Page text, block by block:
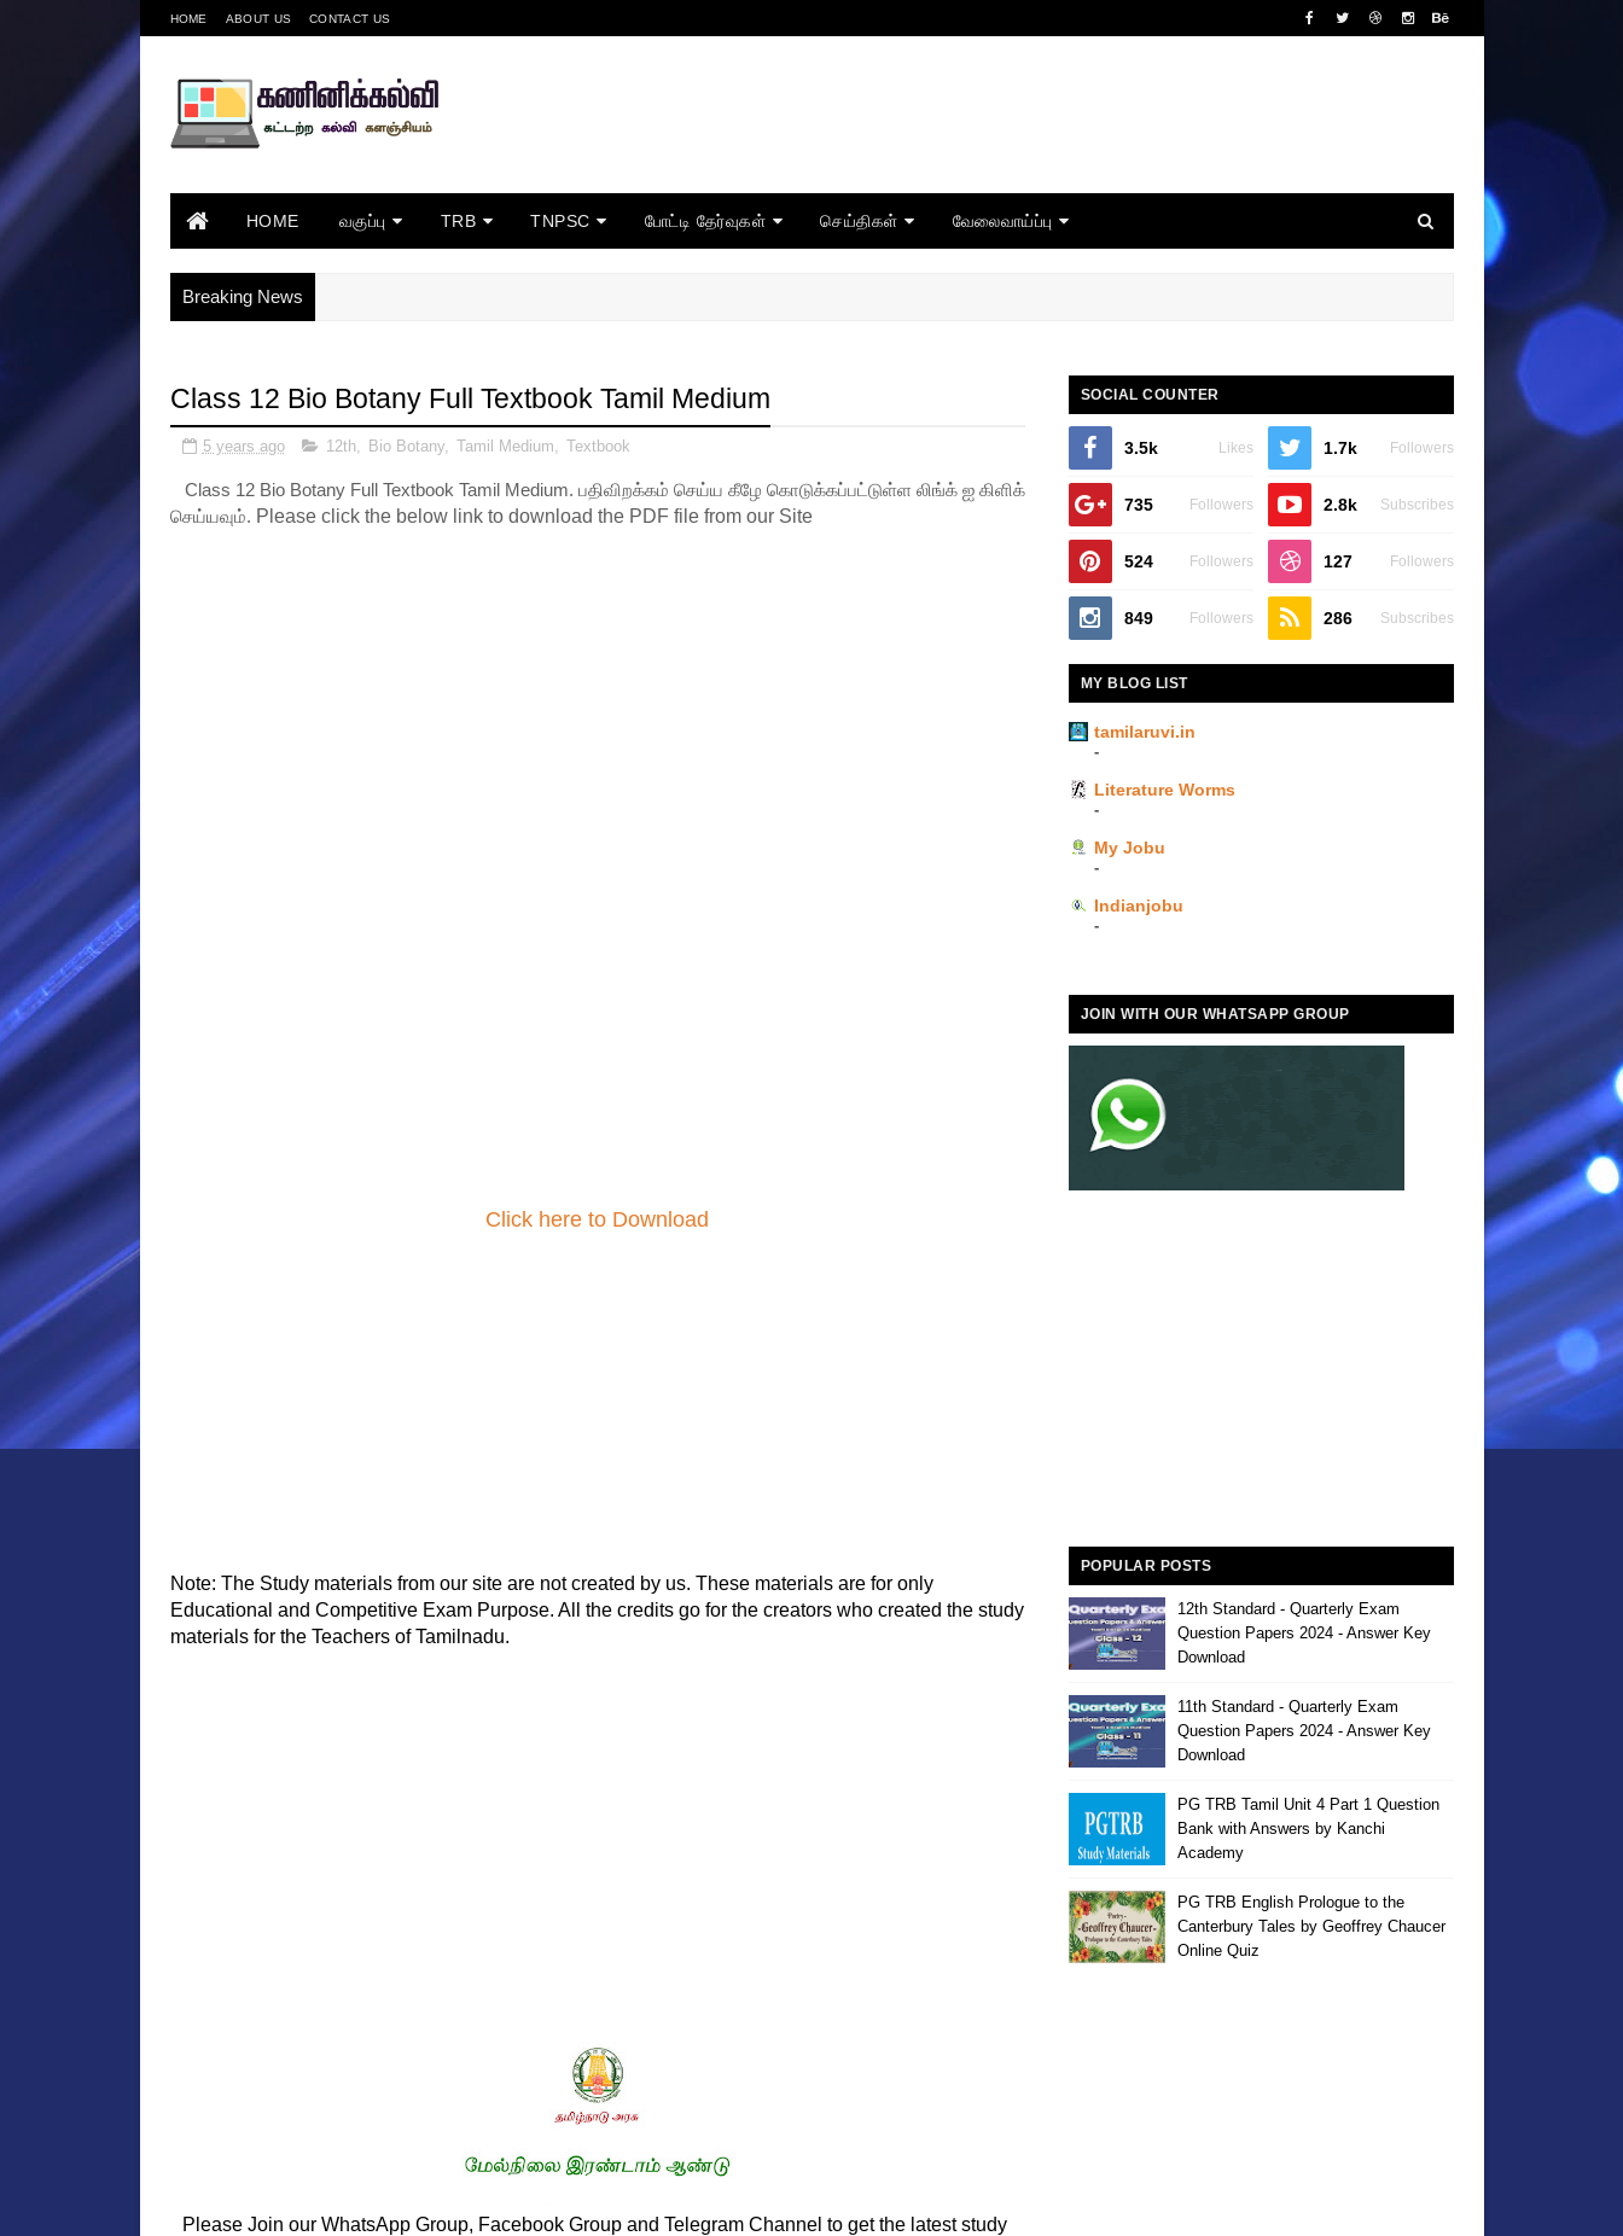
HOME ABOUT US CONTACT US
HOME வகுப்பு TRB TNPSC போட்டி தேர்வுகள் செய்திகள் வேலைவாய்ப்பு
Breaking News
Class 12 Bio Botany Full Textbook Tamil Medium
5 years ago 12th, Bio Botany, Tamil Medium, Textbook
Class 12 Bio Botany Full Textbook Tamil Medium. பதிவிறக்கம் செய்ய கீழே கொடுக்கப்பட்டுள்ள லிங்க் ஐ கிளிக்
செய்யவும். Please click the below link to download the PDF file from our Site
Click here to Download
Note: The Study materials from our site are not created by us. These materials are for only
Educational and Competitive Exam Purpose. All the credits go for the creators who created the study
materials for the Teachers of Tamilnadu.
Please Join our WhatsApp Group, Facebook Group and Telegram Channel to get the latest study
SOCIAL COUNTER
3.5k Likes 1.7k Followers
735 Followers 2.8k Subscribes
524 Followers 127 Followers
849 Followers 286 Subscribes
MY BLOG LIST
tamilaruvi.in
-
Literature Worms
-
My Jobu
-
Indianjobu
-
JOIN WITH OUR WHATSAPP GROUP
POPULAR POSTS
12th Standard - Quarterly Exam
Question Papers 2024 - Answer Key
Download
11th Standard - Quarterly Exam
Question Papers 2024 - Answer Key
Download
PG TRB Tamil Unit 4 Part 1 Question
Bank with Answers by Kanchi
Academy
PG TRB English Prologue to the
Canterbury Tales by Geoffrey Chaucer
Online Quiz